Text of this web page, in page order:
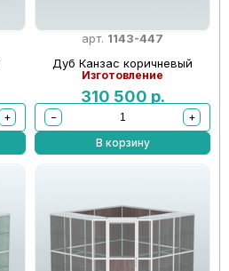
+
арт. 1143-447
Дуб Канзас коричневый
Изготовление
310 500 р.
−
+
В корзину